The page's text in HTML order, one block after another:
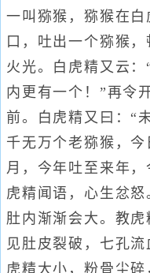
一叫猕猴，猕猴在
口，吐出一个猕猴
火光。白虎精又云
内更有一个！”再令
前。白虎精又曰：“
千无万个老猕猴，
月，今年吐至来年
虎精闻语，心生忿
肚内渐渐会大。教
见肚皮裂破，七孔流
虎精大小，粉骨尘碎